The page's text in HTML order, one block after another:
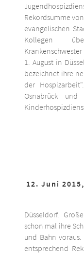
Rekordsumme
evangelischen
Kollegen
1. August in
bezeichnet ihre
der
Osnabrück
12. Juni
Düsseldorf.
schon mal ihre
und Bahn
entsprechend